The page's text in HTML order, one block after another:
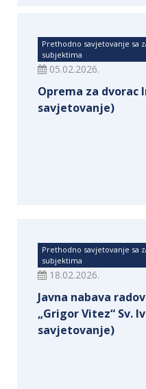
Prethodno savjetovanje sa
subjektima
05.02.2026.
Oprema za dvorac
savjetovanje)
Prethodno savjetovanje sa
subjektima
18.02.2026.
Javna nabava
„Grigor Vitez“ Sv.
savjetovanje)